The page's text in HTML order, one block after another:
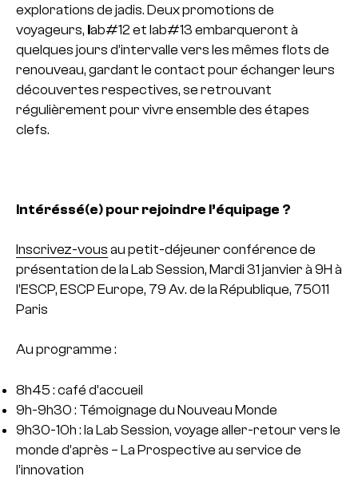
explorations de jadis. Deux promotions de
voyageurs, lab#12 et lab#13 embarqueront à
quelques jours d’intervalle vers les mêmes flots de
renouveau, gardant le contact pour échanger leurs
découvertes respectives, se retrouvant
régulièrement pour vivre ensemble des étapes
clefs.
Intéréssé(e) pour rejoindre l’équipage ?
Inscrivez-vous au petit-déjeuner conférence de
présentation de la Lab Session, Mardi 31 janvier à 9H à
l’ESCP, ESCP Europe, 79 Av. de la République, 75011
Paris
Au programme :
8h45 : café d’accueil
9h-9h30 : Témoignage du Nouveau Monde
9h30-10h : la Lab Session, voyage aller-retour vers le
monde d’après – La Prospective au service de
l’innovation